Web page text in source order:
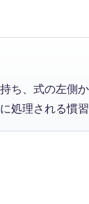
ち、式の左側
処理される慣